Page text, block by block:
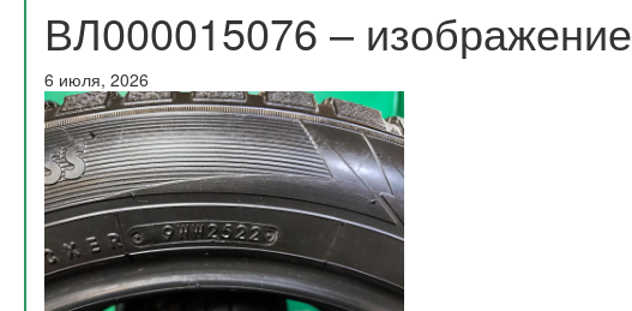
ВЛ000015076 – изображение
6 июля, 2026